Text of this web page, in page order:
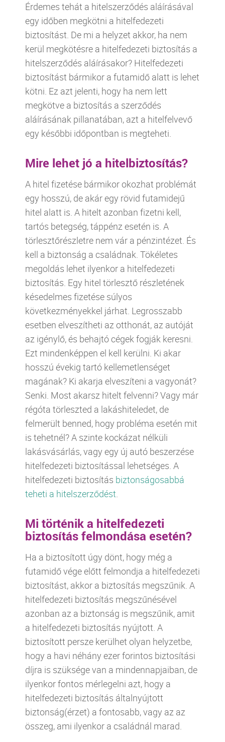
Érdemes tehát a hitelszerződés aláírásával
egy időben megkötni a hitelfedezeti
biztosítást. De mi a helyzet akkor, ha nem
kerül megkötésre a hitelfedezeti biztosítás a
hitelszerződés aláírásakor? Hitelfedezeti
biztosítást bármikor a futamidő alatt is lehet
kötni. Ez azt jelenti, hogy ha nem lett
megkötve a biztosítás a szerződés
aláírásának pillanatában, azt a hitelfelvevő
egy későbbi időpontban is megteheti.
Mire lehet jó a hitelbiztosítás?
A hitel fizetése bármikor okozhat problémát
egy hosszú, de akár egy rövid futamidejű
hitel alatt is. A hitelt azonban fizetni kell,
tartós betegség, táppénz esetén is. A
törlesztőrészletre nem vár a pénzintézet. És
kell a biztonság a családnak. Tökéletes
megoldás lehet ilyenkor a hitelfedezeti
biztosítás. Egy hitel törlesztő részletének
késedelmes fizetése súlyos
következményekkel járhat. Legrosszabb
esetben elveszítheti az otthonát, az autóját
az igénylő, és behajtó cégek fogják keresni.
Ezt mindenképpen el kell kerülni. Ki akar
hosszú évekig tartó kellemetlenséget
magának? Ki akarja elveszíteni a vagyonát?
Senki. Most akarsz hitelt felvenni? Vagy már
régóta törleszted a lakáshiteledet, de
felmerült benned, hogy probléma esetén mit
is tehetnél? A szinte kockázat nélküli
lakásvásárlás, vagy egy új autó beszerzése
hitelfedezeti biztosítással lehetséges. A
hitelfedezeti biztosítás biztonságosabbá
teheti a hitelszerződést.
Mi történik a hitelfedezeti
biztosítás felmondása esetén?
Ha a biztosított úgy dönt, hogy még a
futamidő vége előtt felmondja a hitelfedezeti
biztosítást, akkor a biztosítás megszűnik. A
hitelfedezeti biztosítás megszűnésével
azonban az a biztonság is megszűnik, amit
a hitelfedezeti biztosítás nyújtott. A
biztosított persze kerülhet olyan helyzetbe,
hogy a havi néhány ezer forintos biztosítási
díjra is szüksége van a mindennapjaiban, de
ilyenkor fontos mérlegelni azt, hogy a
hitelfedezeti biztosítás általnyújtott
biztonság(érzet) a fontosabb, vagy az az
összeg, ami ilyenkor a családnál marad.